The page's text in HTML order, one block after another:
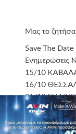
Μας το
Save The Date
Ενημερώσεις
15/10
16/10
21/10
22/10 ΛΑΡΙΣΑ
* Καλέστε στα